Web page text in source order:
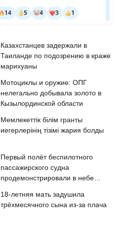
Казахстанцев задержали в
Таиланде по подозрению в краже
марихуаны
Мотоциклы и оружие: ОПГ
нелегально добывала золото в
Кызылординской области
Мемлекеттік білім гранты
иегерлерінің тізімі жария болды
Первый полёт беспилотного
пассажирского судна
продемонстрировали в небе
18-летняя мать задушила
трёхмесячного сына из-за плача